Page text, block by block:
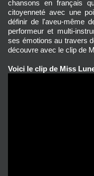
chansons en français
citoyenneté avec une
définir de l'aveu-même
performeur et multi-
ses émotions au travers
découvre avec le clip de
Voici le clip de Miss